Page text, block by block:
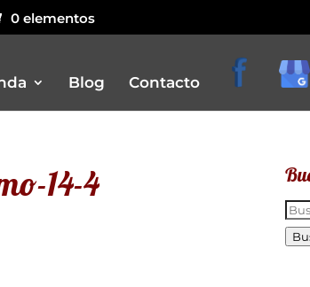
0 elementos
Bar
Blog Contacto
14-4